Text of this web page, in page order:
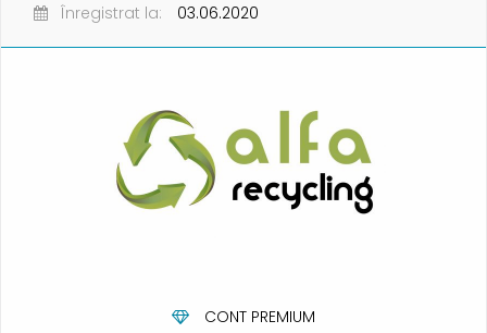
Înregistrat la: 03.06.2020
CONT PREMIUM